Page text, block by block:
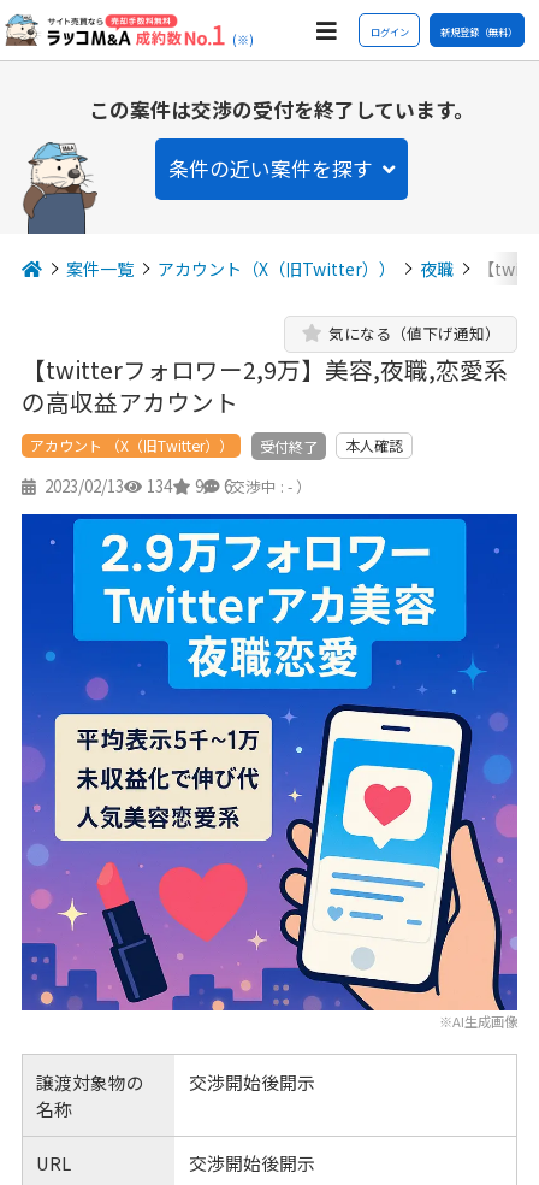
(※) ログイン 新規登録（無料）
この案件は交渉の受付を終了しています。
条件の近い案件を探す
案件一覧 アカウント（X（旧Twitter）） 夜職 【
【twitterフォロワー2,9万】美容,夜職,恋愛系
の高収益アカウント
気になる（値下げ通知）
アカウント （X（旧Twitter）） 受付終了 本人確認
2023/02/13 134 9 6
（交渉中 : - ）
※AI生成画像
譲渡対象物の
名称
交渉開始後開示
URL 交渉開始後開示